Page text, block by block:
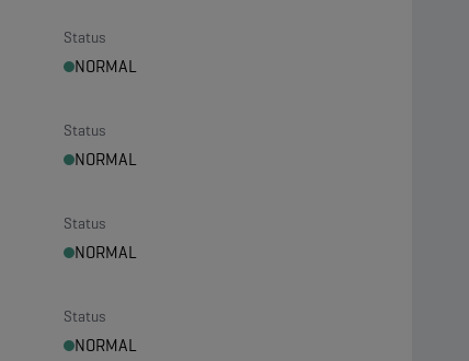
Status
NORMAL
Status
NORMAL
Status
NORMAL
Status
NORMAL